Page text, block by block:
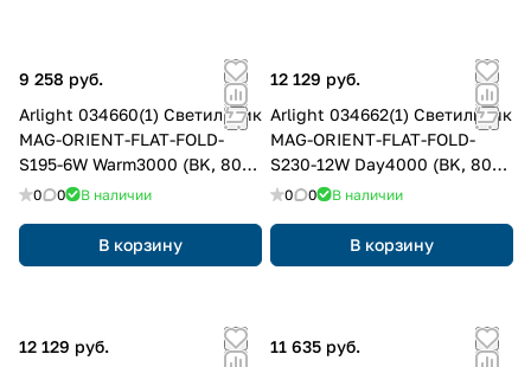
9 258 руб.
Arlight 034660(1) Светильник
MAG-ORIENT-FLAT-FOLD-
S195-6W Warm3000 (BK, 80
deg, 48V, DALI) (Arlight, IP20
0 0 В наличии
В корзину
12 129 руб.
Arlight 034662(1) Светильник
MAG-ORIENT-FLAT-FOLD-
S230-12W Day4000 (BK, 80
deg, 48V, DALI) (Arlight, IP20
0 0 В наличии
В корзину
12 129 руб.
11 635 руб.